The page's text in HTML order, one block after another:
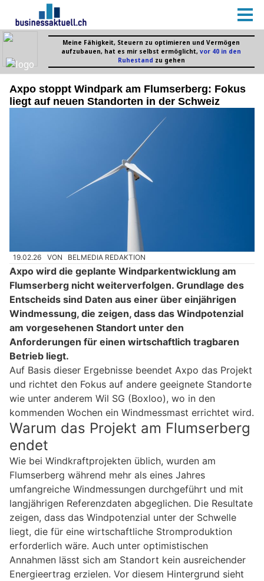
Axpo stoppt Windpark am Flumserberg: Fokus
liegt auf neuen Standorten in der Schweiz
19.02.26 VON BELMEDIA REDAKTION
Axpo wird die geplante Windparkentwicklung am
Flumserberg nicht weiterverfolgen. Grundlage des
Entscheids sind Daten aus einer über einjährigen
Windmessung, die zeigen, dass das Windpotenzial
am vorgesehenen Standort unter den
Anforderungen für einen wirtschaftlich tragbaren
Betrieb liegt.
Auf Basis dieser Ergebnisse beendet Axpo das Projekt
und richtet den Fokus auf andere geeignete Standorte
wie unter anderem Wil SG (Boxloo), wo in den
kommenden Wochen ein Windmessmast errichtet wird.
Warum das Projekt am Flumserberg
endet
Wie bei Windkraftprojekten üblich, wurden am
Flumserberg während mehr als eines Jahres
umfangreiche Windmessungen durchgeführt und mit
langjährigen Referenzdaten abgeglichen. Die Resultate
zeigen, dass das Windpotenzial unter der Schwelle
liegt, die für eine wirtschaftliche Stromproduktion
erforderlich wäre. Auch unter optimistischen
Annahmen lässt sich am Standort kein ausreichender
Energieertrag erzielen. Vor diesem Hintergrund sieht